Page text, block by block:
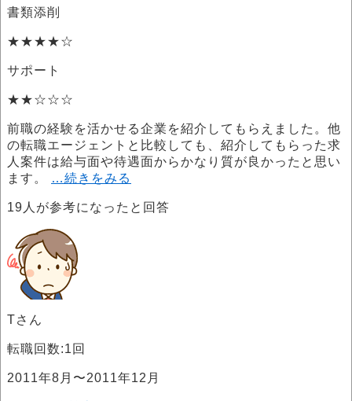
書類添削
★★★★☆
サポート
★★☆☆☆
前職の経験を活かせる企業を紹介してもらえました。他
の転職エージェントと比較しても、紹介してもらった求
人案件は給与面や待遇面からかなり質が良かったと思い
ます。
…続きをみる
19 人が参考になったと回答
Tさん
転職回数:1回
2011年8月〜2011年12月